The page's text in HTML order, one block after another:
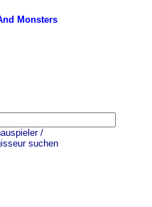
Monsters
/
suchen